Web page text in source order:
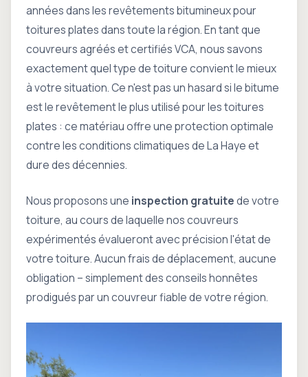
années dans les revêtements bitumineux pour
toitures plates dans toute la région. En tant que
couvreurs agréés et certifiés VCA, nous savons
exactement quel type de toiture convient le mieux
à votre situation. Ce n'est pas un hasard si le bitume
est le revêtement le plus utilisé pour les toitures
plates : ce matériau offre une protection optimale
contre les conditions climatiques de La Haye et
dure des décennies.
Nous proposons une inspection gratuitede votre
toiture, au cours de laquelle nos couvreurs
expérimentés évalueront avec précision l'état de
votre toiture. Aucun frais de déplacement, aucune
obligation – simplement des conseils honnêtes
prodigués par un couvreur fiable de votre région.